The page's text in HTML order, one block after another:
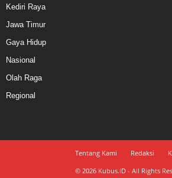
Kediri Raya
Jawa Timur
Gaya Hidup
Nasional
Olah Raga
Regional
Tentang Kami Redaksi
© 2026 Kubus.ID - All Rights